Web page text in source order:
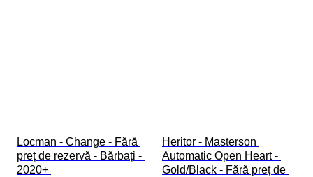
Locman - Change - Fără
preț de rezervă - Bărbați -
2020+
Heritor - Masterson
Automatic Open Heart -
Gold/Black - Fără preț de